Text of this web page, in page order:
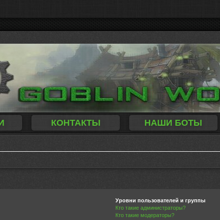
КОНТАКТЫ НАШИ БОТЫ
Уровни пользователей и группы
Кто такие администраторы?
Кто такие модераторы?